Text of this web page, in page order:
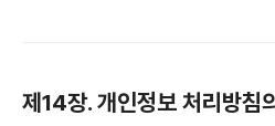
제14장. 개인정보 처리방침